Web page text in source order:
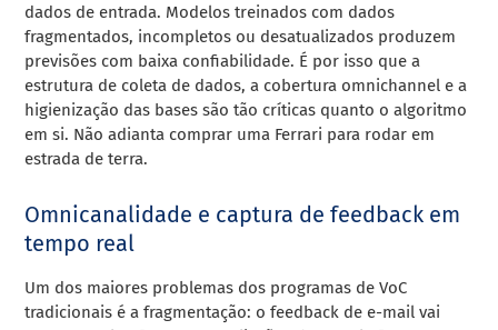
dados de entrada. Modelos treinados com dados
fragmentados, incompletos ou desatualizados produzem
previsões com baixa confiabilidade. É por isso que a
estrutura de coleta de dados, a cobertura omnichannel e a
higienização das bases são tão críticas quanto o algoritmo
em si. Não adianta comprar uma Ferrari para rodar em
estrada de terra.
Omnicanalidade e captura de feedback em
tempo real
Um dos maiores problemas dos programas de VoC
tradicionais é a fragmentação: o feedback de e-mail vai